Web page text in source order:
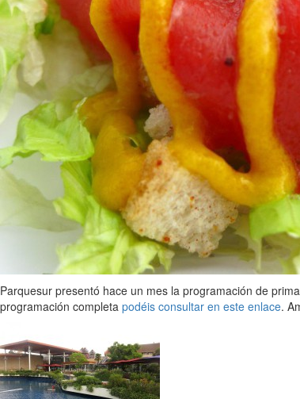
Parquesur presentó hace un mes la programación de
programación completa podéis consultar en este enlace.